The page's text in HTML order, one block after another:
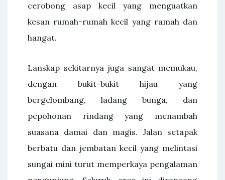
cerobong asap kecil yang menguatkan
kesan rumah-rumah kecil yang ramah dan
hangat.
Lanskap sekitarnya juga sangat memukau,
dengan bukit-bukit hijau yang
bergelombang, ladang bunga, dan
pepohonan rindang yang menambah
suasana damai dan magis. Jalan setapak
berbatu dan jembatan kecil yang melintasi
sungai mini turut memperkaya pengalaman